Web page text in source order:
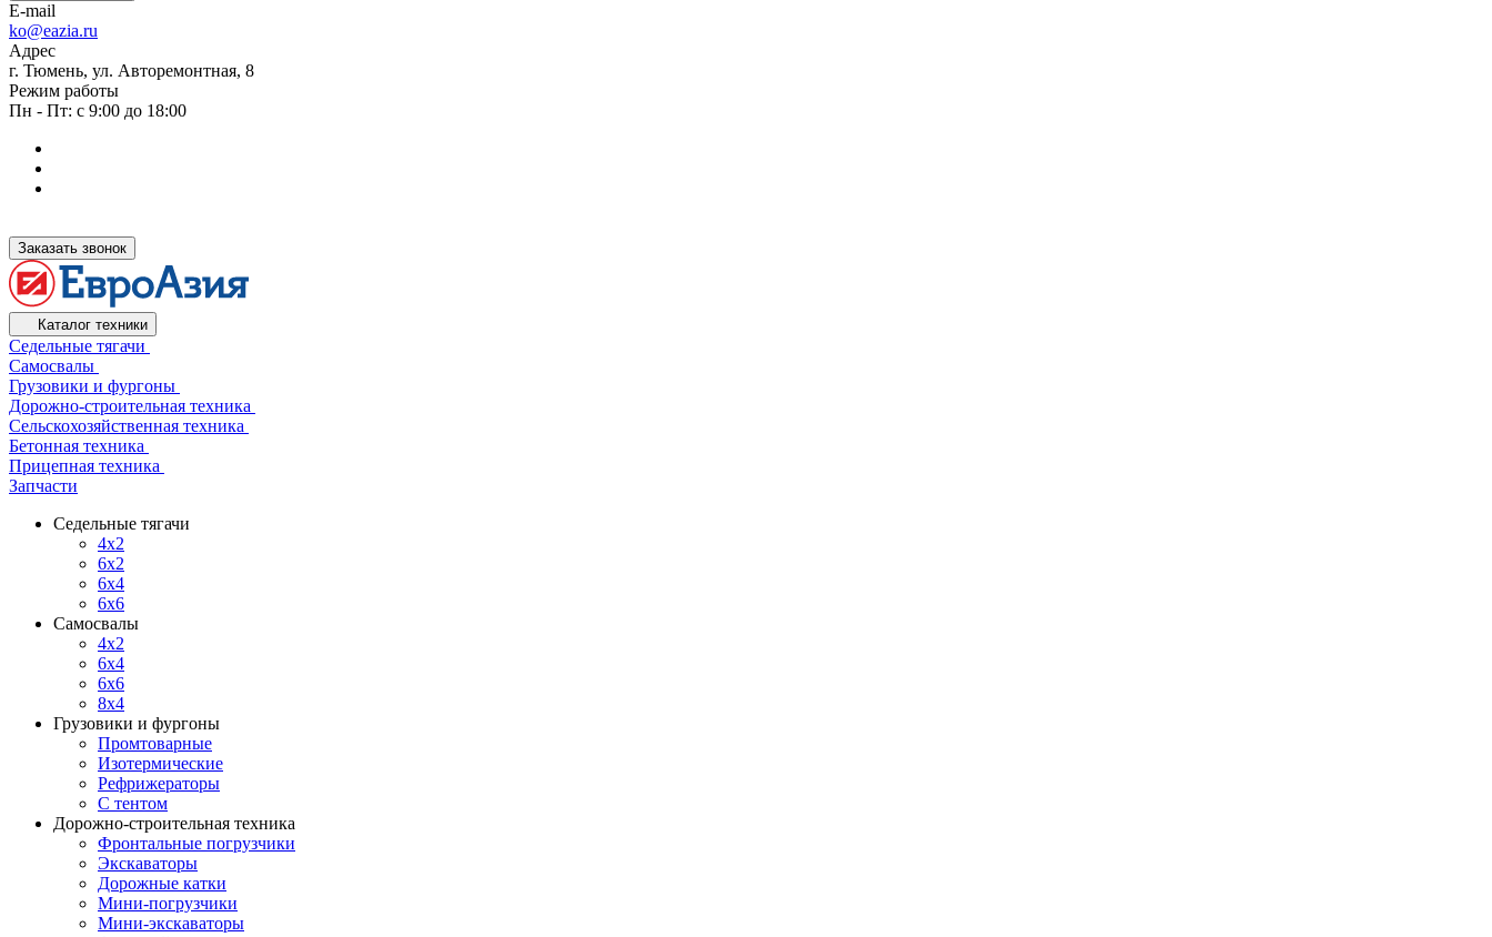
E-mail
ko@eazia.ru
Адрес
г. Тюмень, ул. Авторемонтная, 8
Режим работы
Пн - Пт: с 9:00 до 18:00
Заказать звонок
Каталог техники
Седельные тягачи
Самосвалы
Грузовики и фургоны
Дорожно-строительная техника
Сельскохозяйственная техника
Бетонная техника
Прицепная техника
Запчасти
Седельные тягачи
4x2
6x2
6x4
6x6
Самосвалы
4x2
6x4
6x6
8x4
Грузовики и фургоны
Промтоварные
Изотермические
Рефрижераторы
С тентом
Дорожно-строительная техника
Фронтальные погрузчики
Экскаваторы
Дорожные катки
Мини-погрузчики
Мини-экскаваторы